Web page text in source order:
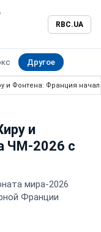
RBC.UA
Другое
и Фонтена: Франция
и
ЧМ-2026 с
мира-2026
Франции